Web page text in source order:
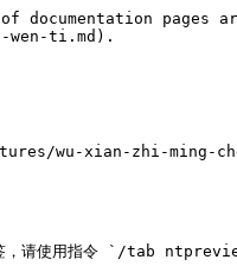
pages
wen-ti.md).
wu-xian-zhi-ming-
标签，请使用指令 `/tab